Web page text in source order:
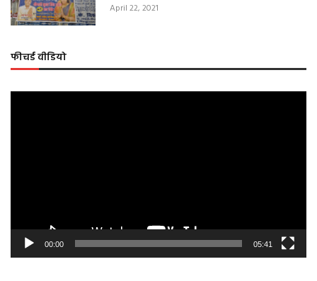
April 22, 2021
फीचर्ड वीडियो
00:00 05:41